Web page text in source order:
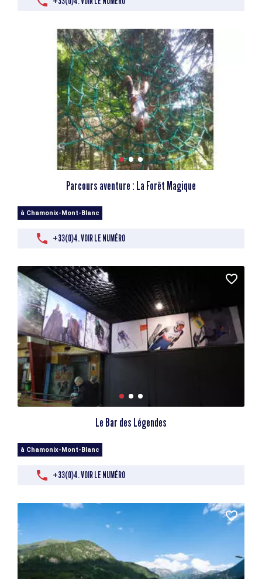
Parcours aventure : La Forêt Magique
à Chamonix-Mont-Blanc
+33(0)4. VOIR LE NUMÉRO
Le Bar des Légendes
à Chamonix-Mont-Blanc
+33(0)4. VOIR LE NUMÉRO